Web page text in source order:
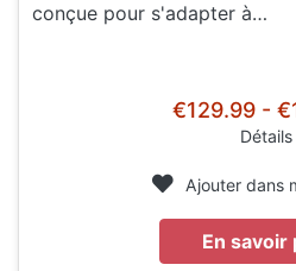
conçue pour s'adapter à…
€129.99 -
Détails
Ajouter dans
En savoir